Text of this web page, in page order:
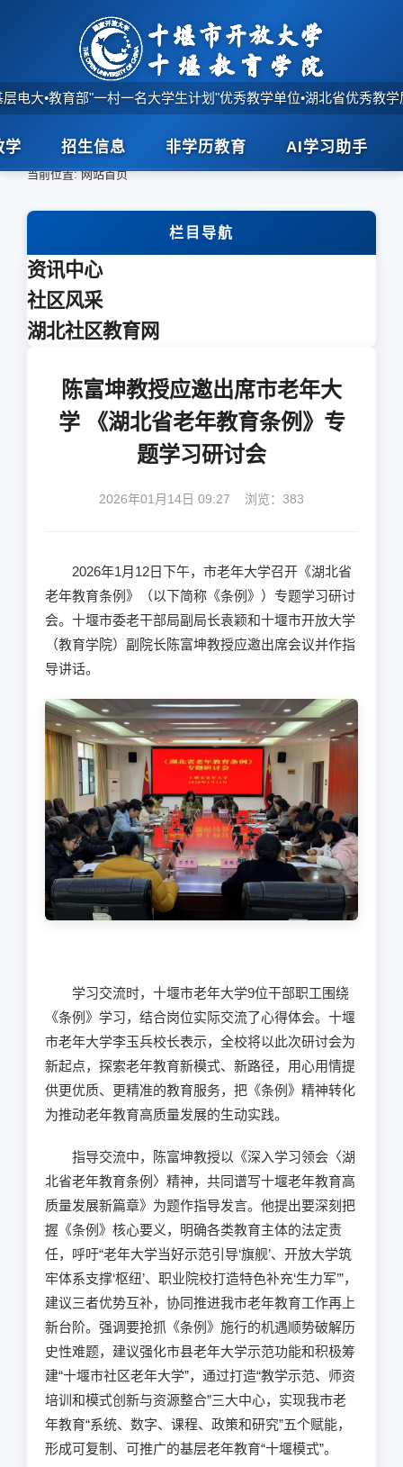
层电大•教育部"一村一名大学生计划"优秀教学单位•湖北省优秀教
学 招生信息 非学历教育 AI学习助手
当前位置:网站首页
栏目导航
资讯中心
社区风采
湖北社区教育网
陈富坤教授应邀出席市老年大
学 《湖北省老年教育条例》专
题学习研讨会
2026年01月14日 09:27 浏览： 383
2026年1月 12日下午，市老年大学召开《湖北省
老年教育条例》（以下简称《条例》）专题学习研讨
会。十堰市委老干部局副局长袁颖和十堰市开放大学
（教育学院）副院长陈富坤教授应邀出席会议并作指
导讲话。
学习交流时，十堰市老年大学9位干部职工围绕
《条例》学习，结合岗位实际交流了心得体会。十堰
市老年大学李玉兵校长表示，全校将以此次研讨会为
新起点，探索老年教育新模式、新路径，用心用情提
供更优质、更精准的教育服务，把《条例》精神转化
为推动老年教育高质量发展的生动实践。
指导交流中，陈富坤教授以《深入学习领会〈湖
北省老年教育条例〉精神，共同谱写十堰老年教育高
质量发展新篇章》为题作指导发言。他提出要深刻把
握《条例》核心要义，明确各类教育主体的法定责
任，呼吁“老年大学当好示范引导‘旗舰’、开放大学筑
牢体系支撑‘枢纽’、职业院校打造特色补充‘生力军’”，
建议三者优势互补，协同推进我市老年教育工作再上
新台阶。强调要抢抓《条例》施行的机遇顺势破解历
史性难题，建议强化市县老年大学示范功能和积极筹
建“十堰市社区老年大学”，通过打造“教学示范、师资
培训和模式创新与资源整合”三大中心，实现我市老
年教育“系统、数字、课程、政策和研究”五个赋能，
形成可复制、可推广的基层老年教育“十堰模式”。